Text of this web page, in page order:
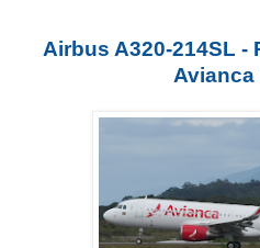
Airbus A320-214SL -
Avianca